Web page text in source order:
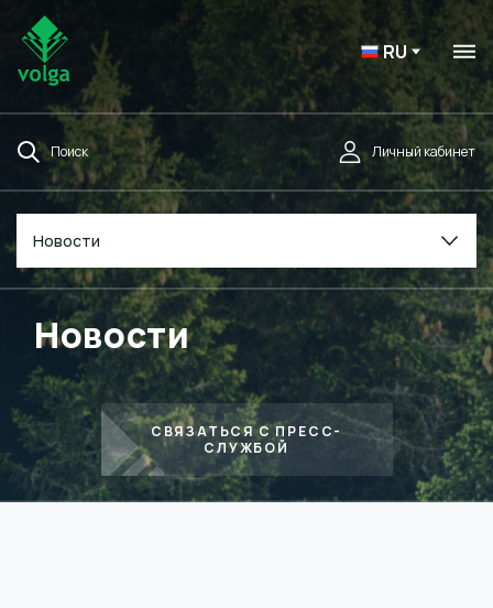
RU
Поиск Личный кабинет
Новости
Новости
СВЯЗАТЬСЯ С ПРЕСС-
СЛУЖБОЙ